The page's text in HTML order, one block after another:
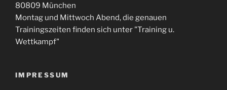
80809 München
Montag und Mittwoch Abend, die genauen
Trainingszeiten finden sich unter "Training u.
Wettkampf"
IMPRESSUM